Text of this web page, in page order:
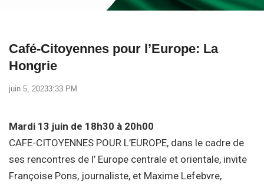
Café-Citoyennes pour l’Europe: La
Hongrie
juin 5, 20233:33 PM
Mardi 13 juin de 18h30 à 20h00
CAFE-CITOYENNES POUR L’EUROPE, dans le cadre de
ses rencontres de l’ Europe centrale et orientale, invite
Françoise Pons, journaliste, et Maxime Lefebvre,